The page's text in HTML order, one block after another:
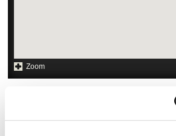
Zoom